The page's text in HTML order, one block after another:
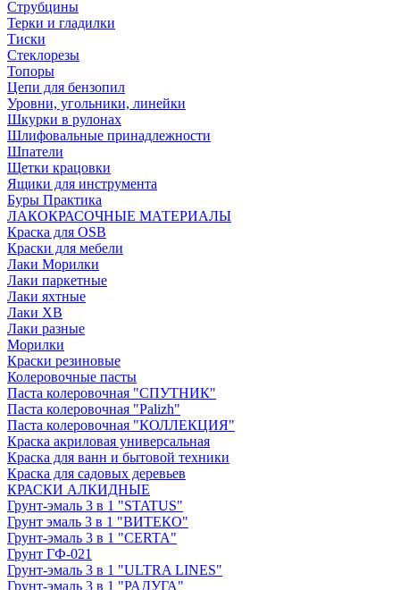
Струбцины
Терки и гладилки
Тиски
Стеклорезы
Топоры
Цепи для бензопил
Уровни, угольники, линейки
Шкурки в рулонах
Шлифовальные принадлежности
Шпатели
Щетки крацовки
Ящики для инструмента
Буры Практика
ЛАКОКРАСОЧНЫЕ МАТЕРИАЛЫ
Краска для OSB
Краски для мебели
Лаки Морилки
Лаки паркетные
Лаки яхтные
Лаки ХВ
Лаки разные
Морилки
Краски резиновые
Колеровочные пасты
Паста колеровочная "СПУТНИК"
Паста колеровочная "Palizh"
Паста колеровочная "КОЛЛЕКЦИЯ"
Краска акриловая универсальная
Краска для ванн и бытовой техники
Краска для садовых деревьев
КРАСКИ АЛКИДНЫЕ
Грунт-эмаль 3 в 1 "STATUS"
Грунт эмаль 3 в 1 "ВИТЕКО"
Грунт-эмаль 3 в 1 "CERTA"
Грунт ГФ-021
Грунт-эмаль 3 в 1 "ULTRA LINES"
Грунт-эмаль 3 в 1 "РАДУГА"